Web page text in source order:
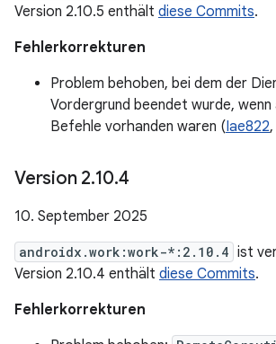
Version 2.10.5 enthält diese Commits.
Fehlerkorrekturen
Problem behoben, bei dem der
Vordergrund beendet wurde,
Befehle vorhanden waren (Iae822,
Version 2.10.4
10. September 2025
androidx.work:work-*:2.10.4 ist
Version 2.10.4 enthält diese Commits.
Fehlerkorrekturen